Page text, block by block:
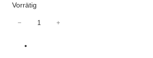
Vorrätig
− +